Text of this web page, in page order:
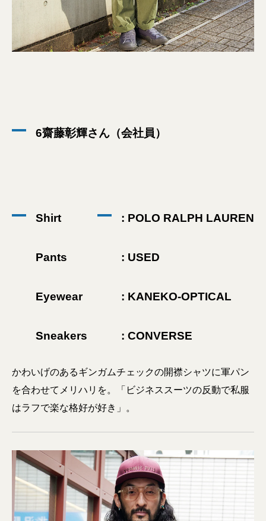
6齋藤彰輝さん（会社員）
Shirt
Pants
Eyewear
Sneakers
: POLO RALPH LAUREN
: USED
: KANEKO-OPTICAL
: CONVERSE
かわいげのあるギンガムチェックの開襟シャツに軍パン
を合わせてメリハリを。「ビジネススーツの反動で私服
はラフで楽な格好が好き」。